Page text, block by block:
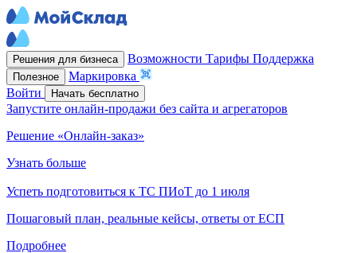
Решения для бизнеса Возможности Тарифы Поддержка
Полезное
Маркировка
Войти
Начать бесплатно
Запустите онлайн-продажи без сайта и агрегаторов
Решение «Онлайн-заказ»
Узнать больше
Успеть подготовиться к ТС ПИоТ до 1 июля
Пошаговый план, реальные кейсы, ответы от ЕСП
Подробнее